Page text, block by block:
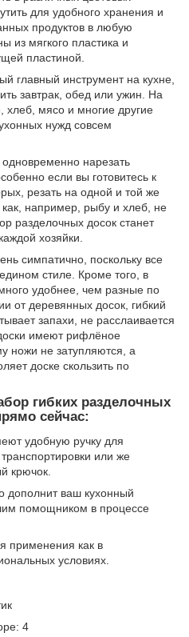
для удобного хранения и
продуктов в любую
из мягкого пластика и
пластиной.
главный инструмент на кухне,
завтрак, обед или ужин. На
мясо и многие другие
нужд совсем
нарезать
если вы готовитесь к
резать на одной и той же
как, например, рыбу и хлеб, не
разделочных досок станет
хозяйки.
симпатично, поскольку все
стиле. Кроме того, в
удобнее, чем разные по
от деревянных досок, гибкий
запахи, не расслаивается
имеют рифлёное
ножи не затупляются, а
доске скользить по
гибких разделочных
сейчас:
удобную ручку для
или же
крючок.
дополнит ваш кухонный
помощником в процессе
применения как в
условиях.
4